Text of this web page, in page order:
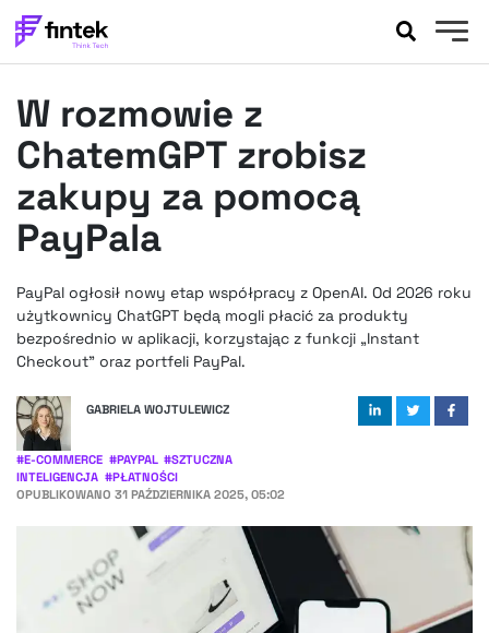
BANKOWOŚĆ
EVENTY
FELIETONY
WYWIADY
LEGAL
FINTEKEXTRA
OKIEM EKSPERTA
W rozmowie z
ChatemGPT zrobisz
zakupy za pomocą
PayPala
PayPal ogłosił nowy etap współpracy z OpenAI. Od 2026 roku
użytkownicy ChatGPT będą mogli płacić za produkty
bezpośrednio w aplikacji, korzystając z funkcji „Instant
Checkout” oraz portfeli PayPal.
GABRIELA WOJTULEWICZ
#E-COMMERCE #PAYPAL #SZTUCZNA
INTELIGENCJA #PŁATNOŚCI
OPUBLIKOWANO 31 PAŹDZIERNIKA 2025, 05:02